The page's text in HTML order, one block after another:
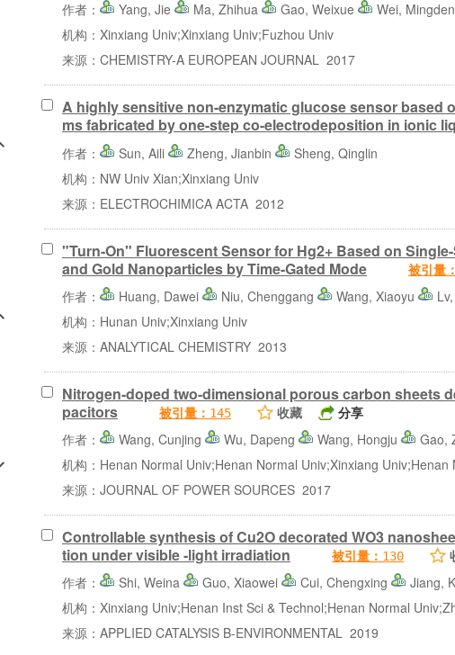
作者：
Yang, Jie Ma, Zhihua Gao, Weixue
Wei,
机构：Xinxiang Univ;Xinxiang Univ;Fuzhou Univ
来源：CHEMISTRY-A EUROPEAN JOURNAL 2017
A highly sensitive non-enzymatic glucose sensor
ms fabricated by one-step co-electrodeposition in ionic
作者：
Sun, Aili Zheng, Jianbin
Sheng, Qinglin
机构：NW Univ Xian;Xinxiang Univ
来源：ELECTROCHIMICA ACTA 2012
"Turn-On" Fluorescent Sensor for Hg2+ Based on
and Gold Nanoparticles by Time-Gated Mode
被引量：
作者：
Huang, Dawei Niu, Chenggang Wang, Xiaoyu
机构：Hunan Univ;Xinxiang Univ
来源：ANALYTICAL CHEMISTRY 2013
Nitrogen-doped two-dimensional porous carbon sheets
pacitors
被引量： 145 收藏
分享
作者：
Wang, Cunjing Wu, Dapeng Wang, Hongju Gao,
机构：Henan Normal Univ;Henan Normal Univ;Xinxiang Univ;Henan
来源：JOURNAL OF POWER SOURCES 2017
Controllable synthesis of Cu2O decorated WO3
tion under visible -light irradiation
被引量： 130
作者：
Shi, Weina Guo, Xiaowei Cui, Chengxing Jiang,
机构：Xinxiang Univ;Henan Inst Sci & Technol;Henan Normal
来源：APPLIED CATALYSIS B-ENVIRONMENTAL 2019